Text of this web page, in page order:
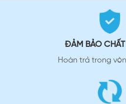
ĐẢM BẢO
Hoàn trả trong